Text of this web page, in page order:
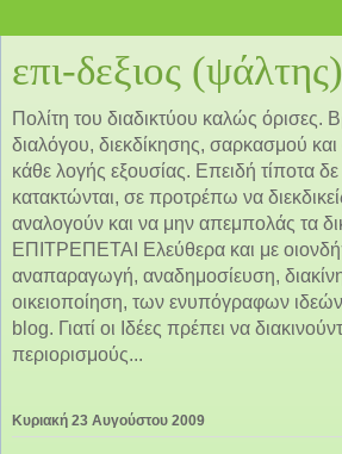
επι-δεξιος (ψάλτης)
Πολίτη του διαδικτύου καλώς όρισες.
διαλόγου, διεκδίκησης, σαρκασμού
κάθε λογής εξουσίας. Επειδή τίποτα δε
κατακτώνται, σε προτρέπω να
αναλογούν και να μην απεμπολάς τα
ΕΠΙΤΡΕΠΕΤΑΙ Ελεύθερα και με
αναπαραγωγή, αναδημοσίευση,
οικειοποίηση, των ενυπόγραφων
blog. Γιατί οι Ιδέες πρέπει να
περιορισμούς...
Κυριακή 23 Αυγούστου 2009